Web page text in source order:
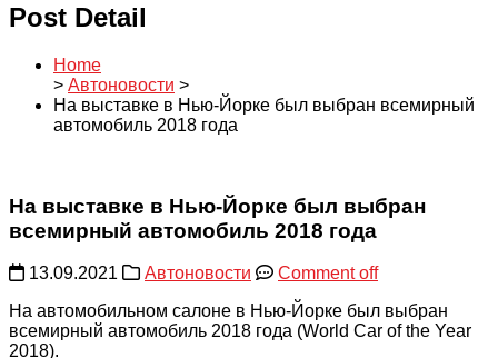
Post Detail
Home
> Автоновости >
На выставке в Нью-Йорке был выбран всемирный
автомобиль 2018 года
На выставке в Нью-Йорке был выбран
всемирный автомобиль 2018 года
13.09.2021 Автоновости
Comment off
На автомобильном салоне в Нью-Йорке был выбран
всемирный автомобиль 2018 года (World Car of the Year
2018).